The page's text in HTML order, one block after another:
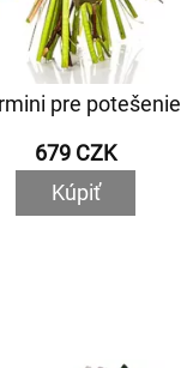
pre potešenie
679 CZK
Kúpiť